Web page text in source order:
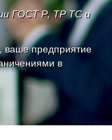
ГОСТ Р, ТР ТС и
ваше предприятие
в